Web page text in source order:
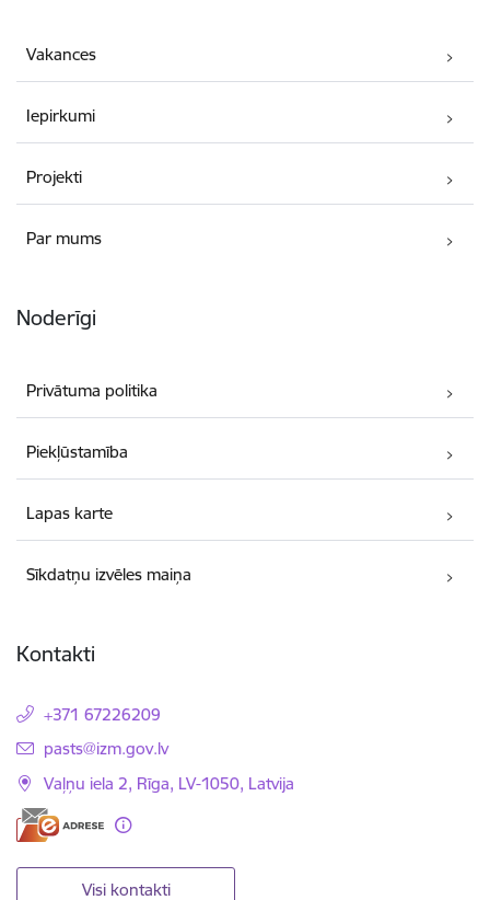
Vakances
Iepirkumi
Projekti
Par mums
Noderīgi
Privātuma politika
Piekļūstamība
Lapas karte
Sīkdatņu izvēles maiņa
Kontakti
+371 67226209
E-pasts:
pasts@izm.gov.lv
Vaļņu iela 2, Rīga, LV-1050, Latvija
Visi kontakti